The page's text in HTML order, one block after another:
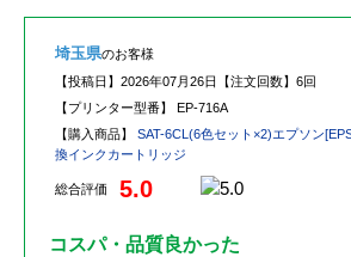
埼玉県のお客様
【投稿日】 2026年07月26日 【注文回数】 6回
【プリンター型番】 EP-716A
【購入商品】 SAT-6CL(6色セット×2)エプソン
換インクカートリッジ
総合評価 5.0
コスパ・品質良かった